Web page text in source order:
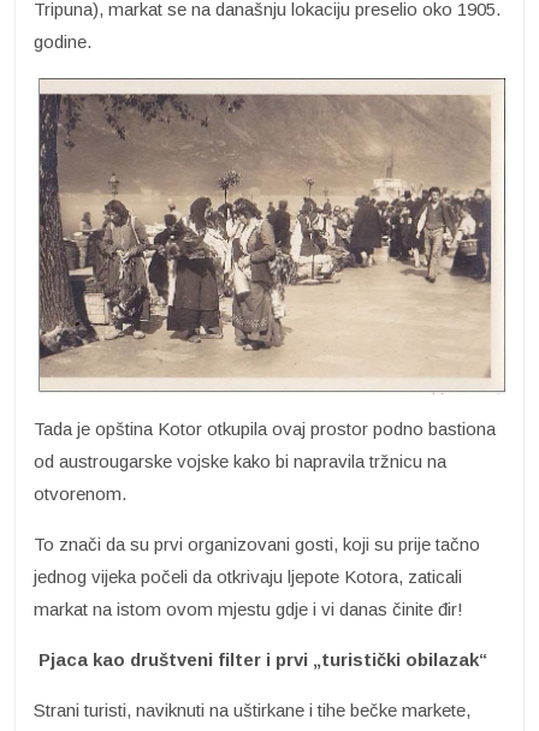
Tripuna), markat se na današnju lokaciju preselio oko 1905.
godine.
Tada je opština Kotor otkupila ovaj prostor podno bastiona
od austrougarske vojske kako bi napravila tržnicu na
otvorenom.
To znači da su prvi organizovani gosti, koji su prije tačno
jednog vijeka počeli da otkrivaju ljepote Kotora, zaticali
markat na istom ovom mjestu gdje i vi danas činite đir!
Pjaca kao društveni filter i prvi „turistički obilazak“
Strani turisti, naviknuti na uštirkane i tihe bečke markete,